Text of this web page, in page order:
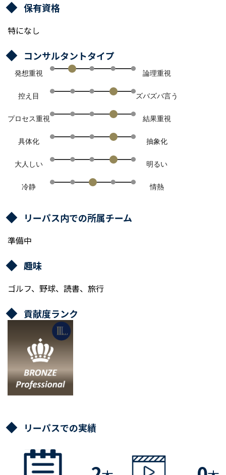
保有資格
特になし
コンサルタントタイプ
発想重視 論理重視
控え目 ズバズバ言う
プロセス重視 結果重視
具体化 抽象化
大人しい 明るい
冷静 情熱
リーパス内での所属チーム
準備中
趣味
ゴルフ、野球、読書、旅行
貢献度ランク
リーパスでの実績